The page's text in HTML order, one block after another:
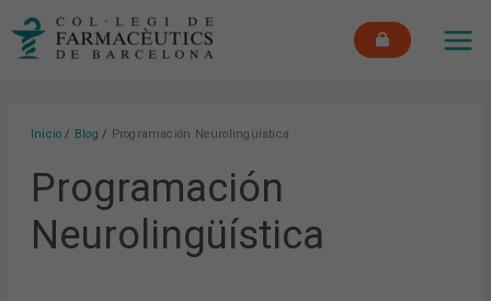
Inicio Blog Programación Neurolingüística
Programación
Neurolingüística